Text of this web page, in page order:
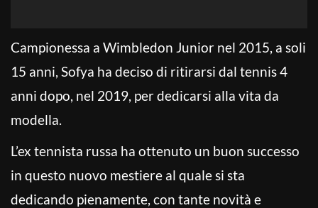
Campionessa a Wimbledon Junior nel 2015, a soli
15 anni, Sofya ha deciso di ritirarsi dal tennis 4
anni dopo, nel 2019, per dedicarsi alla vita da
modella.
L’ex tennista russa ha ottenuto un buon successo
in questo nuovo mestiere al quale si sta
dedicando pienamente, con tante novità e